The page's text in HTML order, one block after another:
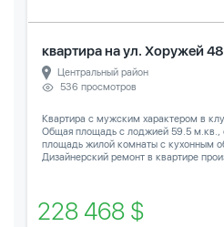
квартира на ул. Хоружей
Центральный район
536 просмотров
Квартира с мужским характером в
Общая площадь с лоджией 59.5 м.кв.,
площадь жилой комнаты с кухонным
Дизайнерский ремонт в квартире
228 468 $